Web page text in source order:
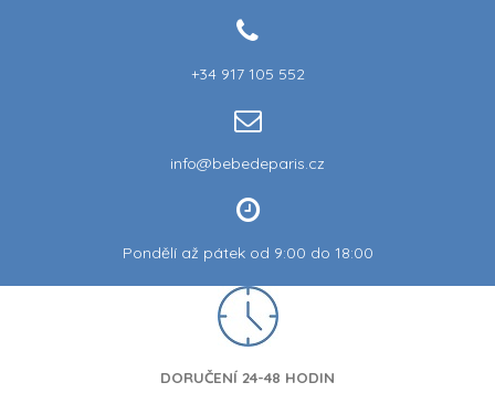
+34 917 105 552
info@bebedeparis.cz
Pondělí až pátek od 9:00 do 18:00
DORUČENÍ 24-48 HODIN